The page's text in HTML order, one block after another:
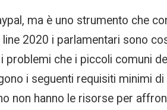
ma è uno strumento che
2020 i parlamentari sono
problemi che i piccoli comuni
i seguenti requisiti minimi
non hanno le risorse per